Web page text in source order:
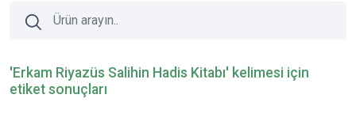
'Erkam Riyazüs Salihin Hadis Kitabı' kelimesi için
etiket sonuçları